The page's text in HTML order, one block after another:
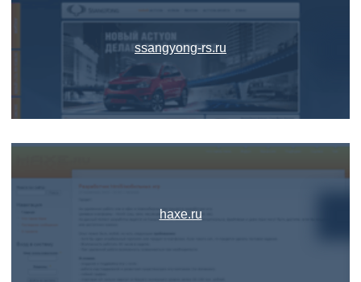
ssangyong-rs.ru
haxe.ru